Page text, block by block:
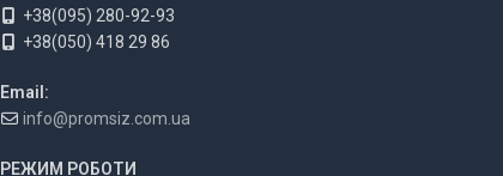
+38(095) 280-92-93
+38(050) 418 29 86
Email:
info@promsiz.com.ua
РЕЖИМ РОБОТИ